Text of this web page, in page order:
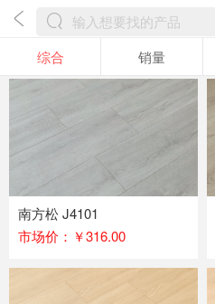
综合 销量
南方松 J4101
市场价：￥316.00